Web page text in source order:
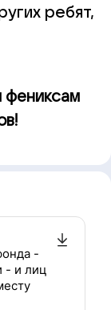
ребят,
фениксам
-
- и лиц